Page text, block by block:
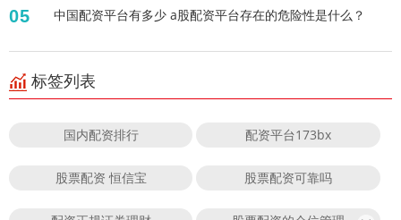
05 中国配资平台有多少 a股配资平台存在的危险性是什么？
标签列表
国内配资排行 配资平台173bx
股票配资 恒信宝 股票配资可靠吗